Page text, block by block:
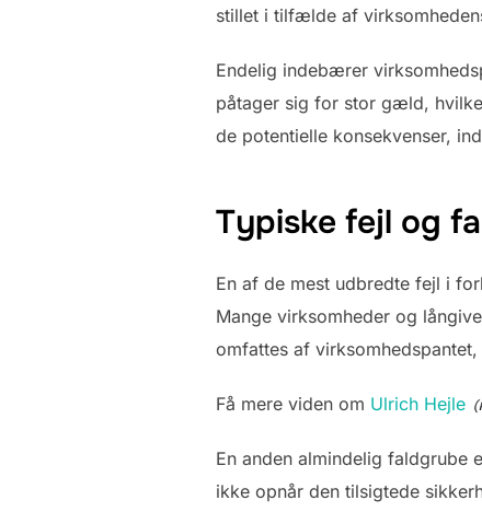
stillet i tilfælde af
Endelig indebærer
påtager sig for stor gæld,
de potentielle konsekvenser,
Typiske fejl og
En af de mest udbredte fejl i
Mange virksomheder og
omfattes af
Få mere viden om Ulrich Hejle
En anden almindelig faldgrube
ikke opnår den tilsigtede